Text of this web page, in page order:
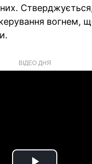
вогнем,
ВІДЕО ДНЯ